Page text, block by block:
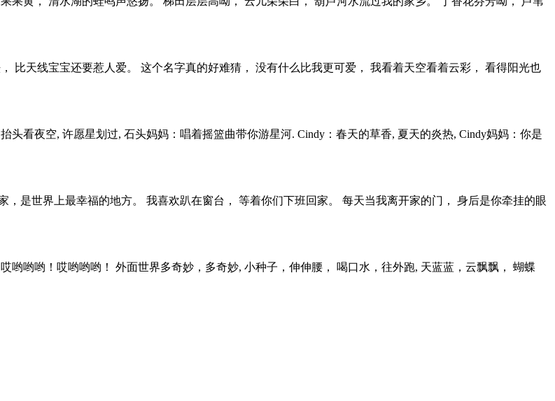
比天线宝宝还要惹人爱。 这个名字真的好难猜， 没有什么比我更可爱， 我看着天空看着云彩， 看得阳光也
看夜空, 许愿星划过, 石头妈妈：唱着摇篮曲带你游星河. Cindy：春天的草香, 夏天的炎热, Cindy妈妈：你是
是世界上最幸福的地方。 我喜欢趴在窗台， 等着你们下班回家。 每天当我离开家的门， 身后是你牵挂的眼
哟哟哟！哎哟哟哟！ 外面世界多奇妙，多奇妙, 小种子，伸伸腰， 喝口水，往外跑, 天蓝蓝，云飘飘， 蝴蝶